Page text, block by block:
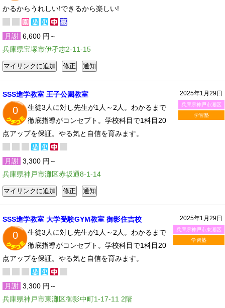
かるからうれしい!できるから楽しい!
月謝 6,600 円～
兵庫県宝塚市伊孑志2-11-15
2025年1月29日
兵庫県神戸市灘区
学習塾
SSS進学教室 王子公園教室
0
生徒3人に対し先生が1人～2人。わかるまで
徹底指導がコンセプト。学校科目で1科目20
点アップを保証。やる気と自信を育みます。
月謝 3,300 円～
兵庫県神戸市灘区赤坂通8-1-14
2025年1月29日
兵庫県神戸市東灘区
学習塾
SSS進学教室 大学受験GYM教室 御影住吉校
0
生徒3人に対し先生が1人～2人。わかるまで
徹底指導がコンセプト。学校科目で1科目20
点アップを保証。やる気と自信を育みます。
月謝 3,300 円～
兵庫県神戸市東灘区御影中町1-17-11 2階